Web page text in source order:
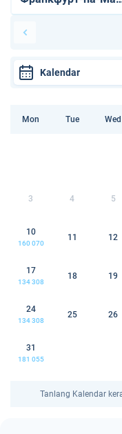
Kalendar
Mon Tue Wed
3 4 5
10
160 070
11 12
17
134 308
18 19
24
134 308
25 26
31
181 055
Tanlang Kalendar